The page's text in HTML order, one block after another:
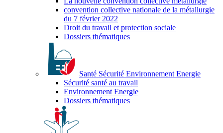
convention collective nationale de la métallurgie
du 7 février 2022
Droit du travail et protection sociale
Dossiers thématiques
Santé Sécurité Environnement Energie
Sécurité santé au travail
Environnement Energie
Dossiers thématiques